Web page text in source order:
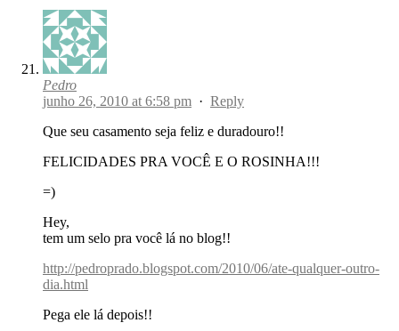
Pedro
junho 26, 2010 at 6:58 pm · Reply
Que seu casamento seja feliz e duradouro!!
FELICIDADES PRA VOCÊ E O ROSINHA!!!
=)
Hey,
tem um selo pra você lá no blog!!
http://pedroprado.blogspot.com/2010/06/ate-qualquer-outro-
dia.html
Pega ele lá depois!!